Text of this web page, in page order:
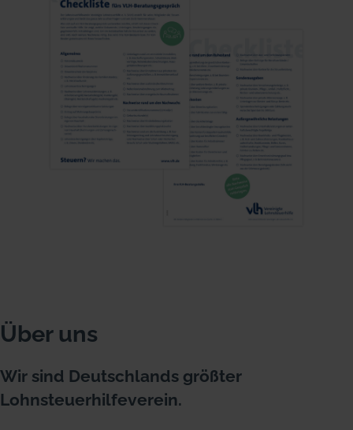
Über uns
Wir sind Deutschlands größter
Lohnsteuerhilfeverein.